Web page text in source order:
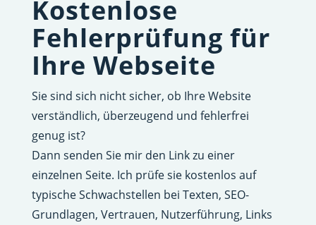
Kostenlose
Fehlerprüfung für
Ihre Webseite
Sie sind sich nicht sicher, ob Ihre Website
verständlich, überzeugend und fehlerfrei
genug ist?
Dann senden Sie mir den Link zu einer
einzelnen Seite. Ich prüfe sie kostenlos auf
typische Schwachstellen bei Texten, SEO-
Grundlagen, Vertrauen, Nutzerführung, Links